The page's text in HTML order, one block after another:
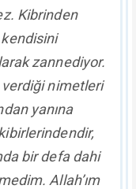
Kibrinden
zannediyor.
nimetleri
yanına
bir defa dahi
Allah’ım